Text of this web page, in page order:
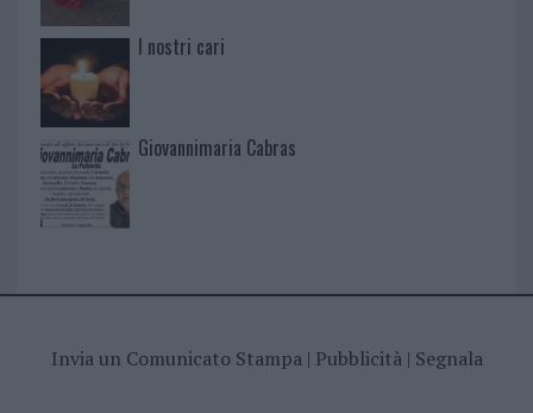
I nostri cari
Giovannimaria Cabras
Invia un Comunicato Stampa| Pubblicità| Segnala